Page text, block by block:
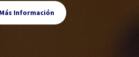
Más Información